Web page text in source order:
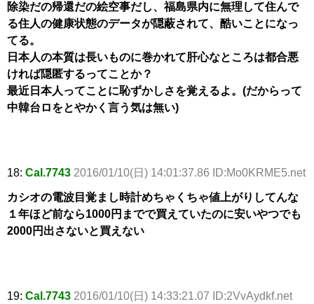
除染だの帰還だの絵空事だし、福島県内に無理して住んで
る住人の健康状態のデータが隠蔽されて、酷いことになっ
てる。
日本人の本質は長いものに巻かれて肝心なところは都合悪
ければ隠匿するってことか？
最近日本人ってことに恥ずかしさを覚えるよ。(だからって
中韓台ロをとやかく言う気は無い)
18: Cal.7743 2016/01/10(日) 14:01:37.86 ID:Mo0KRME5.net
カシオの電波目覚まし時計めちゃくちゃ値上がりしてんな
１年ほど前なら1000円までで買えていたのに安いやつでも
2000円出さないと買えない
19: Cal.7743 2016/01/10(日) 14:33:21.07 ID:2VvAydkf.net